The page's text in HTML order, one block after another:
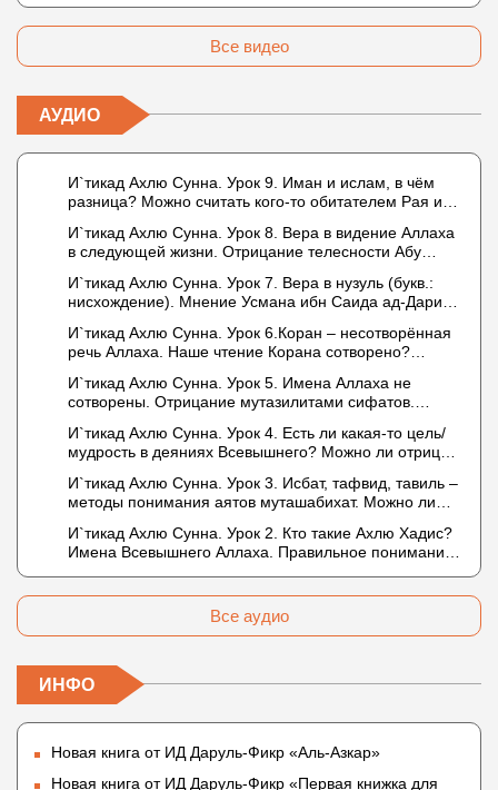
Все видео
АУДИО
И`тикад Ахлю Сунна. Урок 9. Иман и ислам, в чём
разница? Можно считать кого-то обитателем Рая или
И`тикад Ахлю Сунна. Урок 8. Вера в видение Аллаха
в следующей жизни. Отрицание телесности Абу
Усмана ибн Саида ад-Дарими. Иман – это слова,
дела и познание
И`тикад Ахлю Сунна. Урок 7. Вера в нузуль (букв.:
нисхождение). Мнение Усмана ибн Саида ад-Дарими
описывается физическим движением?
И`тикад Ахлю Сунна. Урок 6.Коран – несотворённая
речь Аллаха. Наше чтение Корана сотворено?
И`тикад Ахлю Сунна. Урок 5. Имена Аллаха не
сотворены. Отрицание мутазилитами сифатов.
И`тикад Ахлю Сунна. Урок 4. Есть ли какая-то цель/
мудрость в деяниях Всевышнего? Можно ли отрицать
не пришло в Коране и Сунне? Концепция ибн
Таймийи
И`тикад Ахлю Сунна. Урок 3. Исбат, тафвид, тавиль –
методы понимания аятов муташабихат. Можно ли
Что означает утверждение сифата «биля кейфа»
(без образа)?
И`тикад Ахлю Сунна. Урок 2. Кто такие Ахлю Хадис?
Имена Всевышнего Аллаха. Правильное понимание
Все аудио
ИНФО
Новая книга от ИД Даруль-Фикр «Аль-Азкар»
Новая книга от ИД Даруль-Фикр «Первая книжка для